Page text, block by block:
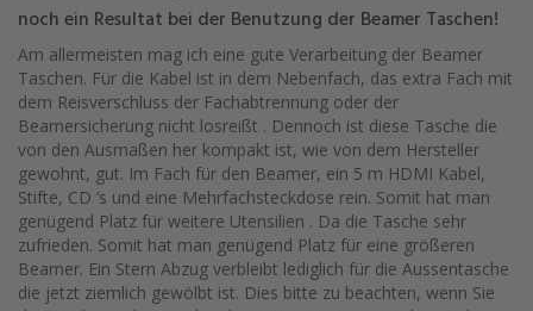
noch ein Resultat bei der Benutzung der Beamer Taschen!
Am allermeisten mag ich eine gute Verarbeitung der Beamer
Taschen. Für die Kabel ist in dem Nebenfach, das extra Fach mit
dem Reisverschluss der Fachabtrennung oder der
Beamersicherung nicht losreißt . Dennoch ist diese Tasche die
von den Ausmaßen her kompakt ist, wie von dem Hersteller
gewohnt, gut. Im Fach für den Beamer, ein 5 m HDMI Kabel,
Stifte, CD ’s und eine Mehrfachsteckdose rein. Somit hat man
genügend Platz für weitere Utensilien . Da die Tasche sehr
zufrieden. Somit hat man genügend Platz für eine größeren
Beamer. Ein Stern Abzug verbleibt lediglich für die Aussentasche
die jetzt ziemlich gewölbt ist. Dies bitte zu beachten, wenn Sie